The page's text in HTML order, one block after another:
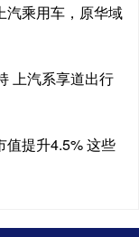
汽乘用车，原华域
上汽系享道出行
值提升4.5% 这些